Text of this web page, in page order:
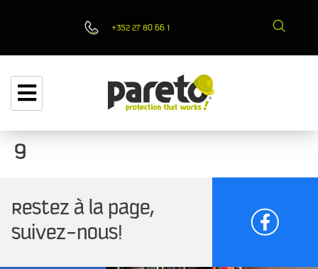
+352 27 80 66 1
9
Restez à la page,
suivez-nous!